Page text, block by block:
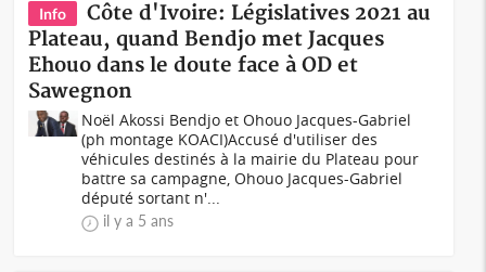
Info
Côte d'Ivoire: Législatives 2021 au
Plateau, quand Bendjo met Jacques
Ehouo dans le doute face à OD et
Sawegnon
Noël Akossi Bendjo et Ohouo Jacques-Gabriel
(ph montage KOACI)Accusé d'utiliser des
véhicules destinés à la mairie du Plateau pour
battre sa campagne, Ohouo Jacques-Gabriel
député sortant n'...
il y a 5 ans